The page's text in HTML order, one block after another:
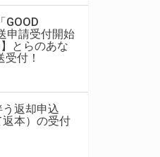
GOOD
申請受付開始
とらのあな
付！
う返却申込
返本）の受付